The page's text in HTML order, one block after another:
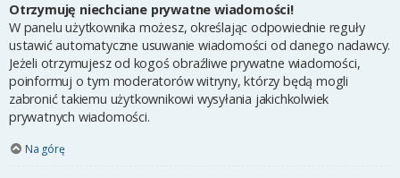
Otrzymuję niechciane prywatne wiadomości!
W panelu użytkownika możesz, określając odpowiednie reguły
ustawić automatyczne usuwanie wiadomości od danego nadawcy.
Jeżeli otrzymujesz od kogoś obraźliwe prywatne wiadomości,
poinformuj o tym moderatorów witryny, którzy będą mogli
zabronić takiemu użytkownikowi wysyłania jakichkolwiek
prywatnych wiadomości.
Na górę